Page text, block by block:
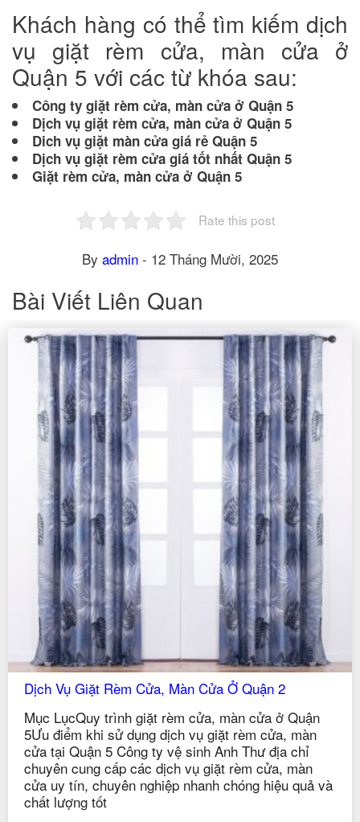
Khách hàng có thể tìm kiếm dịch
vụ giặt rèm cửa, màn cửa ở
Quận 5 với các từ khóa sau:
Công ty giặt rèm cửa, màn cửa ở Quận 5
Dịch vụ giặt rèm cửa, màn cửa ở Quận 5
Dich vụ giặt màn cửa giá rẻ Quận 5
Dịch vụ giặt rèm cửa giá tốt nhất Quận 5
Giặt rèm cửa, màn cửa ở Quận 5
Rate this post
By admin - 12 Tháng Mười, 2025
Bài Viết Liên Quan
Dịch Vụ Giặt Rèm Cửa, Màn Cửa Ở Quận 2
Mục LụcQuy trình giặt rèm cửa, màn cửa ở Quận
5Ưu điểm khi sử dụng dịch vụ giặt rèm cửa, màn
cửa tại Quận 5 Công ty vệ sinh Anh Thư địa chỉ
chuyên cung cấp các dịch vụ giặt rèm cửa, màn
cửa uy tín, chuyên nghiệp nhanh chóng hiệu quả và
chất lượng tốt